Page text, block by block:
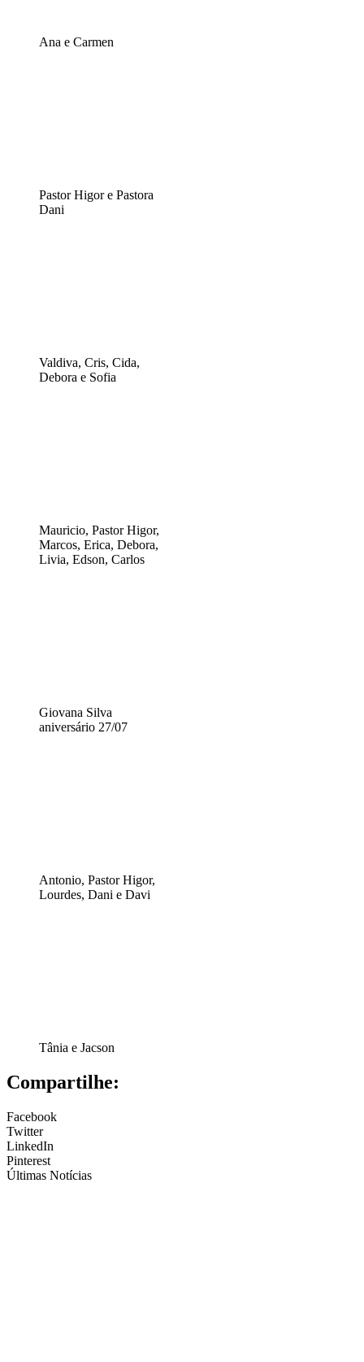
Ana e Carmen
Pastor Higor e Pastora
Dani
Valdiva, Cris, Cida,
Debora e Sofia
Mauricio, Pastor Higor,
Marcos, Erica, Debora,
Livia, Edson, Carlos
Giovana Silva
aniversário 27/07
Antonio, Pastor Higor,
Lourdes, Dani e Davi
Tânia e Jacson
Compartilhe:
Facebook
Twitter
LinkedIn
Pinterest
Últimas Notícias